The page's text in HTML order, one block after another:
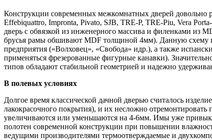
Конструкции современных межкомнатных дверей довольно
Effebiquattro, Impronta, Pivato, SJB, TRE-P, TRE-Piu, Vera
дверь с обвязкой из инженерного массива и филенками
брусья рамы обшивают MDF толщиной 4мм). Данную схему
предприятия («Волховец», «Свобода» идр.), а также
применяться фрезерованные фигурные канавки).
типов обладают стабильной геометрией и надежно
В полевых условиях
Долгое время классической дачной дверью считалось
лакокрасочного покрытия), и их несложно
увеличиваются или уменьшаются на 4-6мм. Имы уже
полотен современной конструкции при повышении
ведущими производителями термоотверждаемые и